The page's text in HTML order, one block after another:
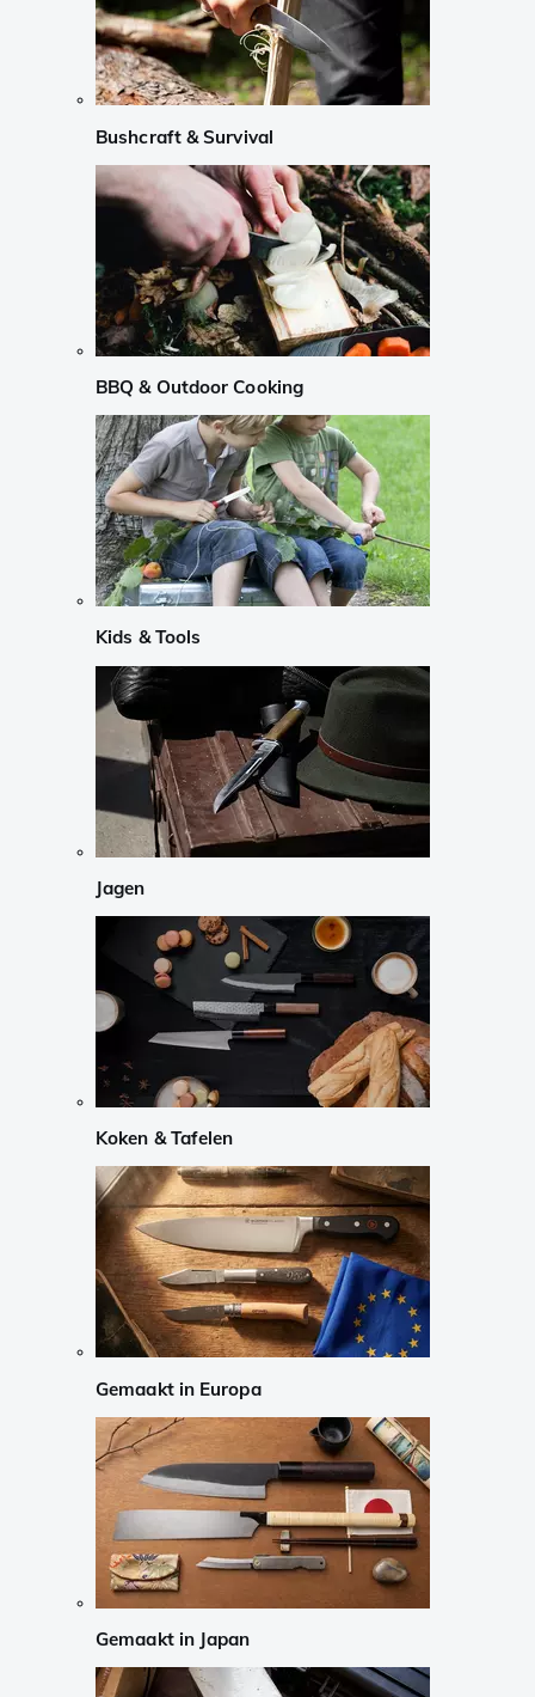
Bushcraft & Survival
BBQ & Outdoor Cooking
Kids & Tools
Jagen
Koken & Tafelen
Gemaakt in Europa
Gemaakt in Japan